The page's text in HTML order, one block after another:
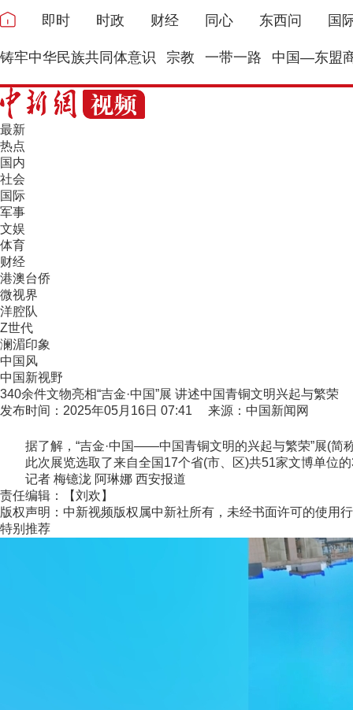
即时 时政 财经 同心 东西问 国
铸牢中华民族共同体意识 宗教 一带一路 中国—东盟
最新
热点
国内
社会
国际
军事
文娱
体育
财经
港澳台侨
微视界
洋腔队
Z世代
澜湄印象
中国风
中国新视野
340余件文物亮相“吉金·中国”展 讲述中国青铜文明兴起与繁荣
发布时间：2025年05月16日 07:41 来源：中国新闻网
据了解，“吉金·中国——中国青铜文明的兴起与繁荣”展(简称
此次展览选取了来自全国17个省(市、区)共51家文博单位的
记者 梅镱泷 阿琳娜 西安报道
责任编辑：【刘欢】
版权声明：中新视频版权属中新社所有，未经书面许可的使用
特别推荐